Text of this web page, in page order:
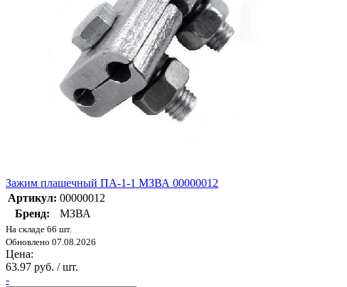
Зажим плашечный ПА-1-1 МЗВА 00000012
Артикул: 00000012
Бренд:
МЗВА
На складе 66 шт.
Обновлено 07.08.2026
Цена:
63.97 руб. / шт.
-